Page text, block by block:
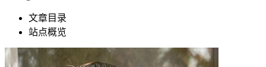
文章目录
站点概览